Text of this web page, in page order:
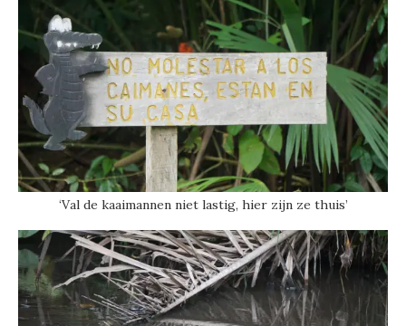
‘Val de kaaimannen niet lastig, hier zijn ze thuis’